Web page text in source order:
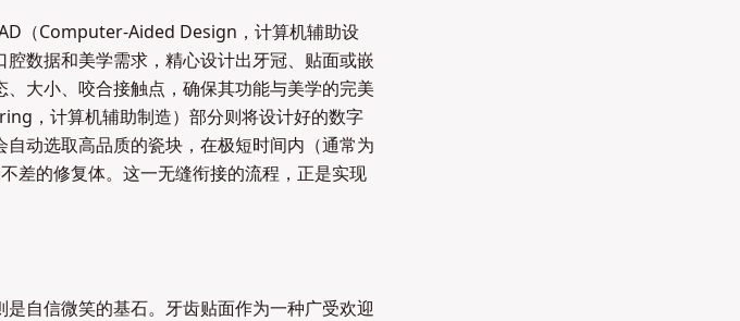
（Computer-Aided Design，计算机辅助设
数据和美学需求，精心设计出牙冠、贴面或嵌
大小、咬合接触点，确保其功能与美学的完美
，计算机辅助制造）部分则将设计好的数字
动选取高品质的瓷块，在极短时间内（通常为
差的修复体。这一无缝衔接的流程，正是实现
自信微笑的基石。牙齿贴面作为一种广受欢迎